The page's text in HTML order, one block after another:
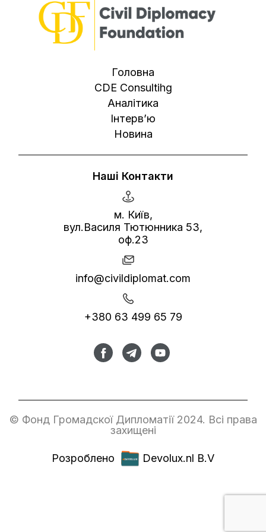
Головна
CDE Consultihg
Аналітика
Інтерв’ю
Новина
Наші Контакти
м. Київ,
вул.Василя Тютюнника 53,
оф.23
info@civildiplomat.com
+380 63 499 65 79
Розроблено Devolux.nl B.V
© Фонд Громадскої Дипломатії 2024. Всі права
захищені